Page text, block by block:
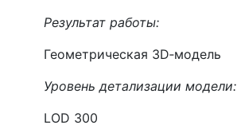
Результат работы:
Геометрическая 3D‑модель
Уровень детализации модели:
LOD 300